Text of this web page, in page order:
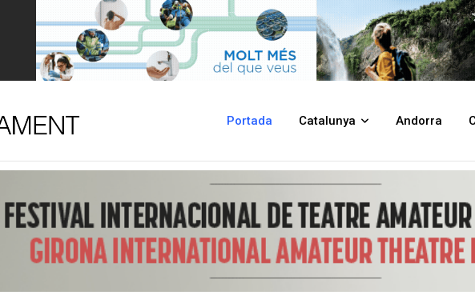
Portada Catalunya Andorra
resoldre el 90% dels incidents per ocupacions en menys de 24 hores durant el 2024